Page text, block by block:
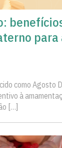
para
como Agosto
à
[…]